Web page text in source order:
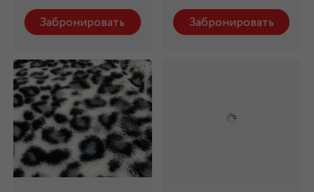
Забронировать Забронировать